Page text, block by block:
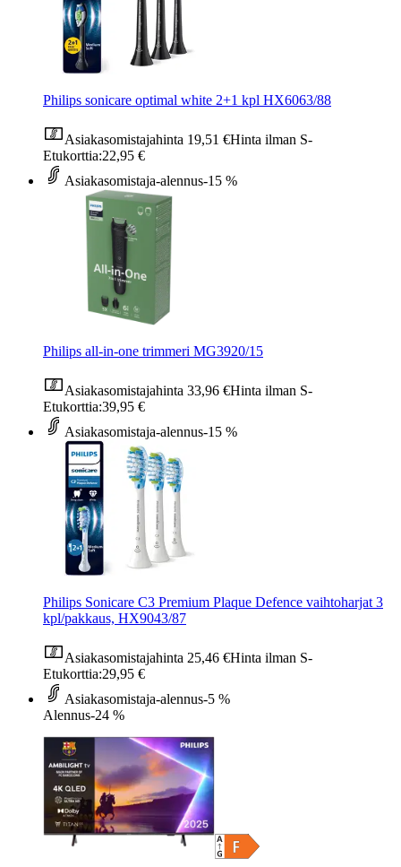
Philips sonicare optimal white 2+1 kpl HX6063/88
Asiakasomistajahinta 19,51 €Hinta ilman S-
Etukorttia:22,95 €
Asiakasomistaja-alennus-15 %
Philips all-in-one trimmeri MG3920/15
Asiakasomistajahinta 33,96 €Hinta ilman S-
Etukorttia:39,95 €
Asiakasomistaja-alennus-15 %
Philips Sonicare C3 Premium Plaque Defence vaihtoharjat 3
kpl/pakkaus, HX9043/87
Asiakasomistajahinta 25,46 €Hinta ilman S-
Etukorttia:29,95 €
Asiakasomistaja-alennus-5 %
Alennus-24 %